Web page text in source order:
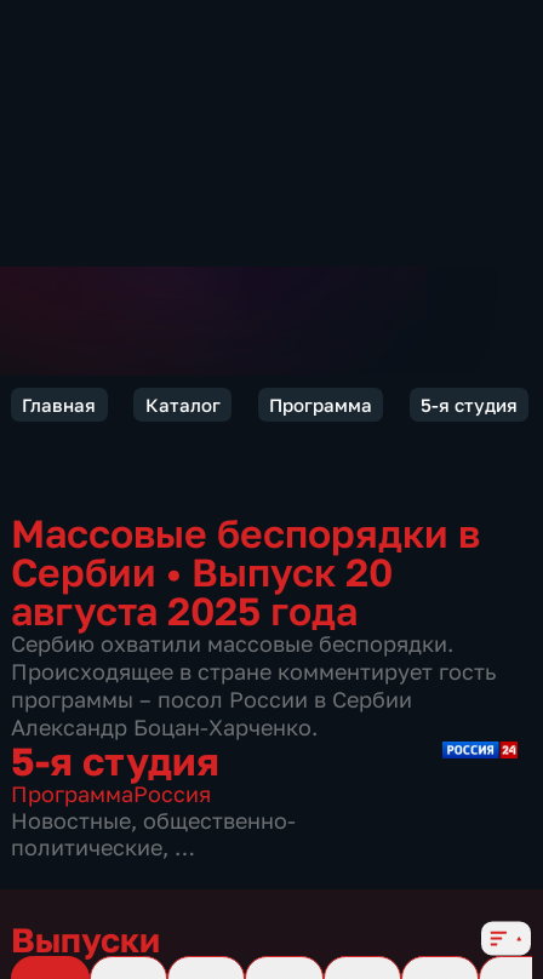
Главная Каталог Программа 5-я студия
Массовые беспорядки в
Сербии • Выпуск 20
августа 2025 года
Сербию охватили массовые беспорядки.
Происходящее в стране комментирует гость
программы – посол России в Сербии
Александр Боцан-Харченко.
5-я студия
ПрограммаРоссия
Новостные, общественно-
политические,
Выпуски